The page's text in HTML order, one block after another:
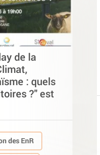
de la
: quels
?" est
des EnR